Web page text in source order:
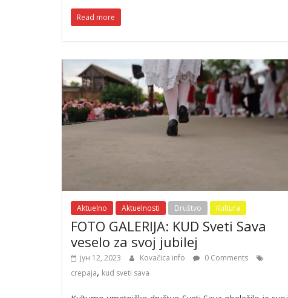
Read more
Aktuelno Aktuelnosti Društvo Kultura
FOTO GALERIJA: KUD Sveti Sava
veselo za svoj jubilej
јун 12, 2023 Kovačica info
0 Comments
crepaja, kud sveti sava